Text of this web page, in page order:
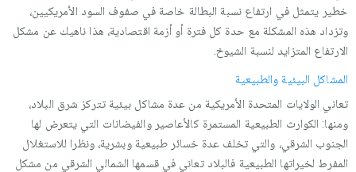
خطير يتمثل في ارتفاع نسبة البطالة خاصة في صفوف السود الأمريكيين،
وتزداد هذه المشكلة مع حدة كل فترة أو أزمة اقتصادية، هذا ناهيك عن مشكل
الارتفاع المتزايد لنسبة الشيوخ.
المشاكل البيئية والطبيعية
تعاني الولايات المتحدة الأمريكية من عدة مشاكل بيئية تتركز شرق البلاد،
ومنها: الكوارث الطبيعية المستمرة كالأعاصير والفيضانات التي يتعرض لها
الجنوب الشرقي، والتي تخلف عدة خسائر طبيعية وبشرية، ونظرا للاستغلال
المفرط لخيراتها الطبيعية فالبلاد تعاني في قسمها الشمالي الشرقي من مشكل